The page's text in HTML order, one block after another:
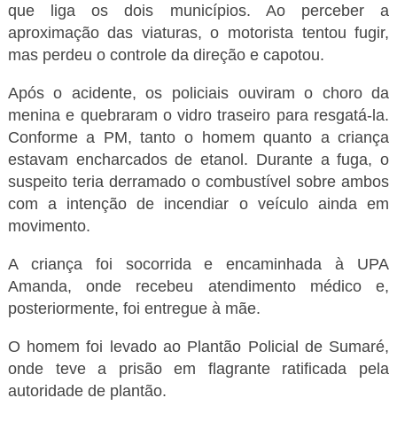
que liga os dois municípios. Ao perceber a
aproximação das viaturas, o motorista tentou fugir,
mas perdeu o controle da direção e capotou.
Após o acidente, os policiais ouviram o choro da
menina e quebraram o vidro traseiro para resgatá-la.
Conforme a PM, tanto o homem quanto a criança
estavam encharcados de etanol. Durante a fuga, o
suspeito teria derramado o combustível sobre ambos
com a intenção de incendiar o veículo ainda em
movimento.
A criança foi socorrida e encaminhada à UPA
Amanda, onde recebeu atendimento médico e,
posteriormente, foi entregue à mãe.
O homem foi levado ao Plantão Policial de Sumaré,
onde teve a prisão em flagrante ratificada pela
autoridade de plantão.